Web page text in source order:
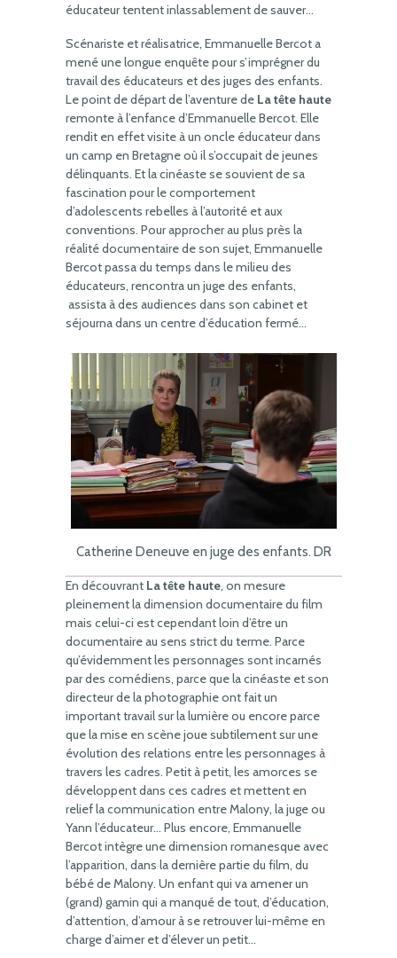
éducateur tentent inlassablement de sauver…
Scénariste et réalisatrice, Emmanuelle Bercot a
mené une longue enquête pour s’imprégner du
travail des éducateurs et des juges des enfants.
Le point de départ de l’aventure de La tête haute
remonte à l’enfance d’Emmanuelle Bercot. Elle
rendit en effet visite à un oncle éducateur dans
un camp en Bretagne où il s’occupait de jeunes
délinquants. Et la cinéaste se souvient de sa
fascination pour le comportement
d’adolescents rebelles à l’autorité et aux
conventions. Pour approcher au plus près la
réalité documentaire de son sujet, Emmanuelle
Bercot passa du temps dans le milieu des
éducateurs, rencontra un juge des enfants,
assista à des audiences dans son cabinet et
séjourna dans un centre d’éducation fermé…
Catherine Deneuve en juge des enfants. DR
En découvrant La tête haute, on mesure
pleinement la dimension documentaire du film
mais celui-ci est cependant loin d’être un
documentaire au sens strict du terme. Parce
qu’évidemment les personnages sont incarnés
par des comédiens, parce que la cinéaste et son
directeur de la photographie ont fait un
important travail sur la lumière ou encore parce
que la mise en scène joue subtilement sur une
évolution des relations entre les personnages à
travers les cadres. Petit à petit, les amorces se
développent dans ces cadres et mettent en
relief la communication entre Malony, la juge ou
Yann l’éducateur… Plus encore, Emmanuelle
Bercot intègre une dimension romanesque avec
l’apparition, dans la dernière partie du film, du
bébé de Malony. Un enfant qui va amener un
(grand) gamin qui a manqué de tout, d’éducation,
d’attention, d’amour à se retrouver lui-même en
charge d’aimer et d’élever un petit…